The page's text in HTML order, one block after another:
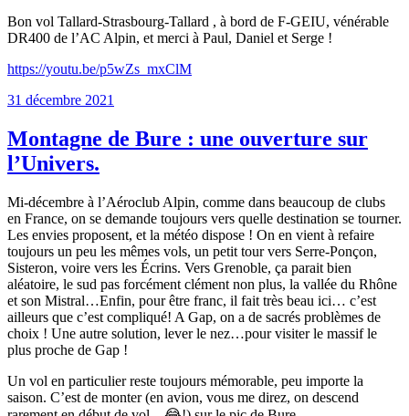
Bon vol Tallard-Strasbourg-Tallard , à bord de F-GEIU, vénérable
DR400 de l’AC Alpin, et merci à Paul, Daniel et Serge !
https://youtu.be/p5wZs_mxClM
Publié
31 décembre 2021
Montagne de Bure : une ouverture sur
l’Univers.
Mi-décembre à l’Aéroclub Alpin, comme dans beaucoup de clubs
en France, on se demande toujours vers quelle destination se tourner.
Les envies proposent, et la météo dispose ! On en vient à refaire
toujours un peu les mêmes vols, un petit tour vers Serre-Ponçon,
Sisteron, voire vers les Écrins. Vers Grenoble, ça parait bien
aléatoire, le sud pas forcément clément non plus, la vallée du Rhône
et son Mistral…Enfin, pour être franc, il fait très beau ici… c’est
ailleurs que c’est compliqué! A Gap, on a de sacrés problèmes de
choix ! Une autre solution, lever le nez…pour visiter le massif le
plus proche de Gap !
Un vol en particulier reste toujours mémorable, peu importe la
saison. C’est de monter (en avion, vous me direz, on descend